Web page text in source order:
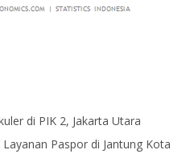
di PIK 2, Jakarta Utara
Paspor di Jantung Kota